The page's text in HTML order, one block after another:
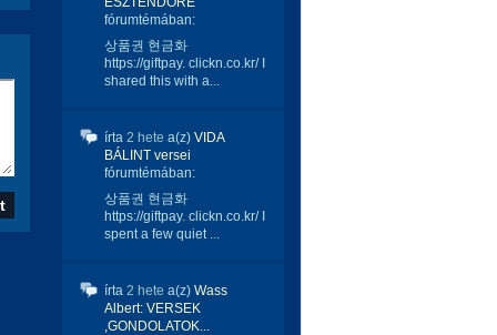
fórumtémában:
상품권 현금화
https://giftpay. clickn.co.kr/ I
shared this with a...
írta 2 hete a(z) VIDA
BÁLINT versei
fórumtémában:
상품권 현금화
https://giftpay. clickn.co.kr/ I
spent a few quiet ...
írta 2 hete a(z) Wass
Albert: VERSEK
,GONDOLATOK...